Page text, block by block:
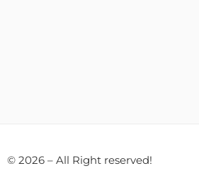
© 2026 – All Right reserved!